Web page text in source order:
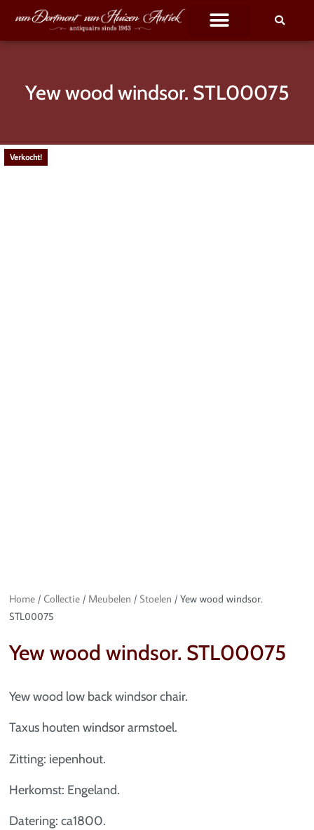
Yew wood windsor. STL00075
Verkocht!
Home / Collectie / Meubelen / Stoelen / Yew wood windsor.
STL00075
Yew wood windsor. STL00075
Yew wood low back windsor chair.
Taxus houten windsor armstoel.
Zitting: iepenhout.
Herkomst: Engeland.
Datering: ca1800.